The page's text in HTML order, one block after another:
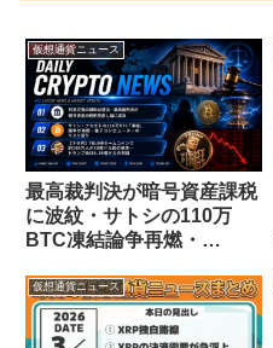
仮想通貨ニュース
最高裁判決が暗号資産課税
に波紋・サトシの110万
BTC凍結論争再燃・
が38億ドル損失【仮想通貨
ニュース 26/7/5】
仮想通貨ニュース